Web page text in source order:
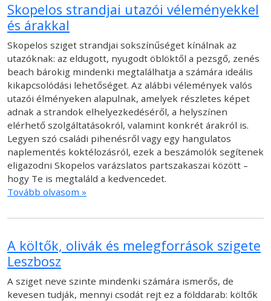
Skopelos strandjai utazói véleményekkel
és árakkal
Skopelos sziget strandjai sokszínűséget kínálnak az
utazóknak: az eldugott, nyugodt öblöktől a pezsgő, zenés
beach bárokig mindenki megtalálhatja a számára ideális
kikapcsolódási lehetőséget. Az alábbi vélemények valós
utazói élményeken alapulnak, amelyek részletes képet
adnak a strandok elhelyezkedéséről, a helyszínen
elérhető szolgáltatásokról, valamint konkrét árakról is.
Legyen szó családi pihenésről vagy egy hangulatos
naplementés koktélozásról, ezek a beszámolók segítenek
eligazodni Skopelos varázslatos partszakaszai között –
hogy Te is megtaláld a kedvencedet.
Tovább olvasom »
A költők, olivák és melegforrások szigete
Leszbosz
A sziget neve szinte mindenki számára ismerős, de
kevesen tudják, mennyi csodát rejt ez a földdarab: költők